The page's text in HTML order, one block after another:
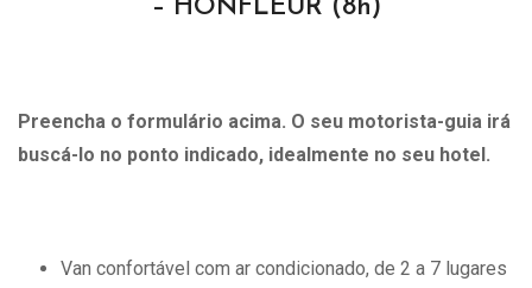
– HONFLEUR (8h)
Preencha o formulário acima. O seu motorista-guia irá
buscá-lo no ponto indicado, idealmente no seu hotel.
Van confortável com ar condicionado, de 2 a 7 lugares